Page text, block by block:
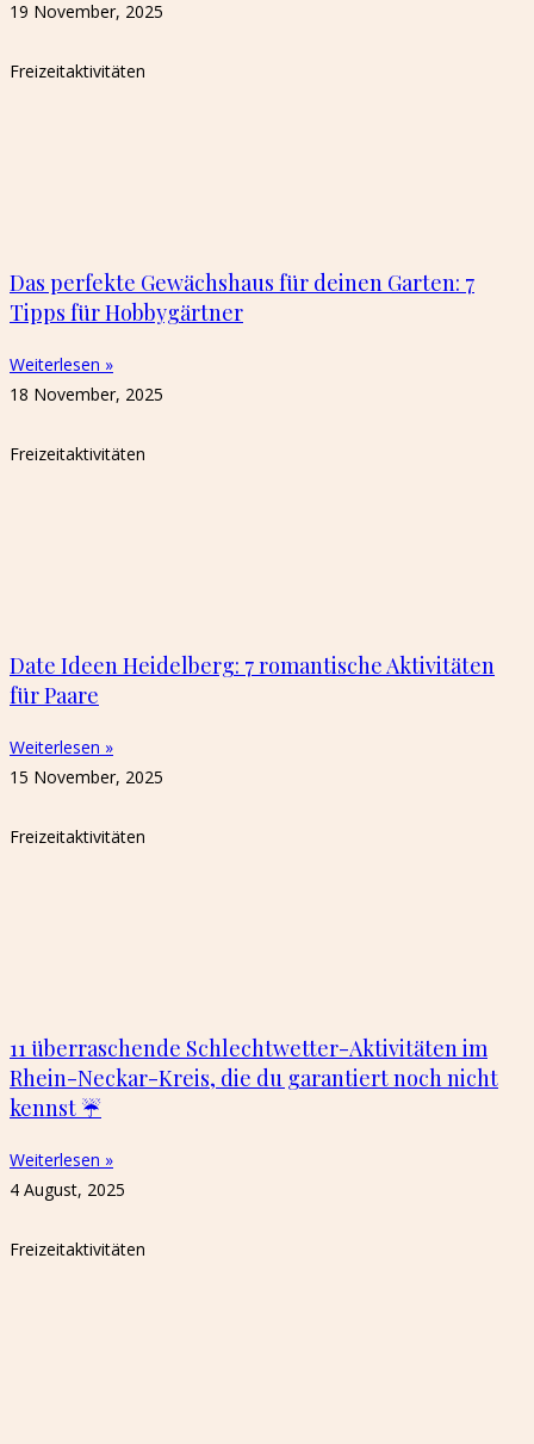
19 November, 2025
Freizeitaktivitäten
Das perfekte Gewächshaus für deinen Garten: 7
Tipps für Hobbygärtner
Weiterlesen »
18 November, 2025
Freizeitaktivitäten
Date Ideen Heidelberg: 7 romantische Aktivitäten
für Paare
Weiterlesen »
15 November, 2025
Freizeitaktivitäten
11 überraschende Schlechtwetter-Aktivitäten im
Rhein-Neckar-Kreis, die du garantiert noch nicht
kennst ☔️
Weiterlesen »
4 August, 2025
Freizeitaktivitäten